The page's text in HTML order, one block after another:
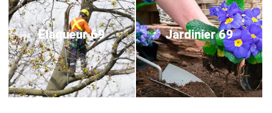
Elagueur 69 Jardinier 69